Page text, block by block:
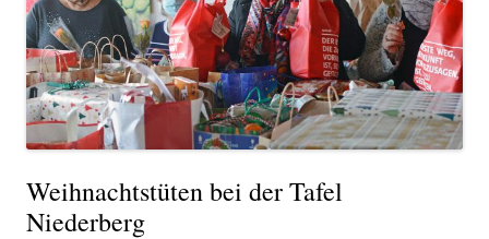
Weihnachtstüten bei der Tafel
Niederberg